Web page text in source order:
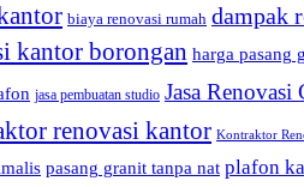
biaya renovasi rumah dampak
kantor borongan harga pasang
jasa pembuatan studio Jasa Renovasi
renovasi kantor Kontraktor
pasang granit tanpa nat plafon